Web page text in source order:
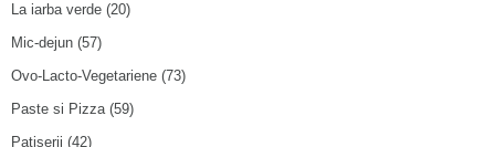
La iarba verde (20)
Mic-dejun (57)
Ovo-Lacto-Vegetariene (73)
Paste si Pizza(59)
Patiserii (42)